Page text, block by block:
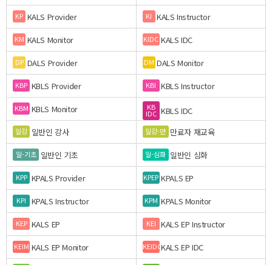
KP KALS Provider KI KALS Instructor
KM KALS Monitor KIDC KALS IDC
DP DALS Provider DM DALS Monitor
KBP KBLS Provider KBI KBLS Instructor
KBM KBLS Monitor KB
IDC KBLS IDC
일강 일반인 강사 일강-만 만료자 재교육
일-기초 일반인 기초 일-심화 일반인 심화
KPP KPALS Provider KPEP KPALS EP
KPI KPALS Instructor KPM KPALS Monitor
KEP KALS EP KEI KALS EP Instructor
KEIM KALS EP Monitor KEIDCKALS EP IDC